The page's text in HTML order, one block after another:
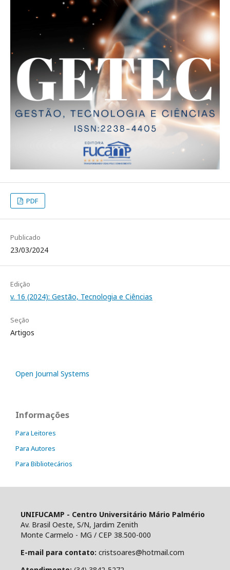
PDF
Publicado
23/03/2024
Edição
v. 16 (2024): Gestão, Tecnologia e Ciências
Seção
Artigos
Open Journal Systems
Informações
Para Leitores
Para Autores
Para Bibliotecários
UNIFUCAMP - Centro Universitário Mário Palmério
Av. Brasil Oeste, S/N, Jardim Zenith
Monte Carmelo - MG / CEP 38.500-000
E-mail para contato: cristsoares@hotmail.com